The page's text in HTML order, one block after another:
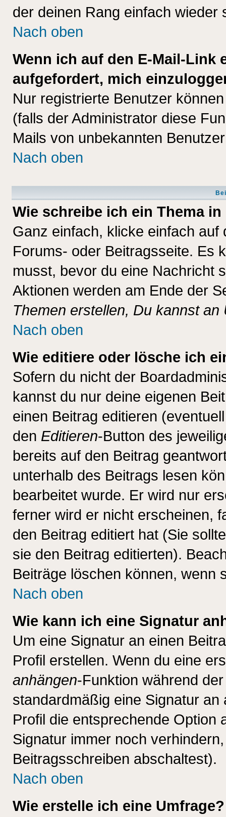
der deinen Rang einfach wieder
Nach oben
Wenn ich auf den E-Mail-Link
aufgefordert, mich
Nur registrierte Benutzer
(falls der Administrator diese
Mails von unbekannten
Nach oben
Wie schreibe ich ein Thema
Ganz einfach, klicke einfach
Forums- oder Beitragsseite. Es
musst, bevor du eine Nachricht
Aktionen werden am Ende der
Themen erstellen, Du kannst
Nach oben
Wie editiere oder lösche ich
Sofern du nicht der
kannst du nur deine eigenen
einen Beitrag editieren
den Editieren-Button des
bereits auf den Beitrag
unterhalb des Beitrags lesen
bearbeitet wurde. Er wird nur
ferner wird er nicht erscheinen,
den Beitrag editiert hat (Sie
sie den Beitrag editierten).
Beiträge löschen können, wenn
Nach oben
Wie kann ich eine Signatur
Um eine Signatur an einen
Profil erstellen. Wenn du eine
anhängen-Funktion während
standardmäßig eine Signatur
Profil die entsprechende Option
Signatur immer noch
Beitragsschreiben abschaltest).
Nach oben
Wie erstelle ich eine Umfrage?